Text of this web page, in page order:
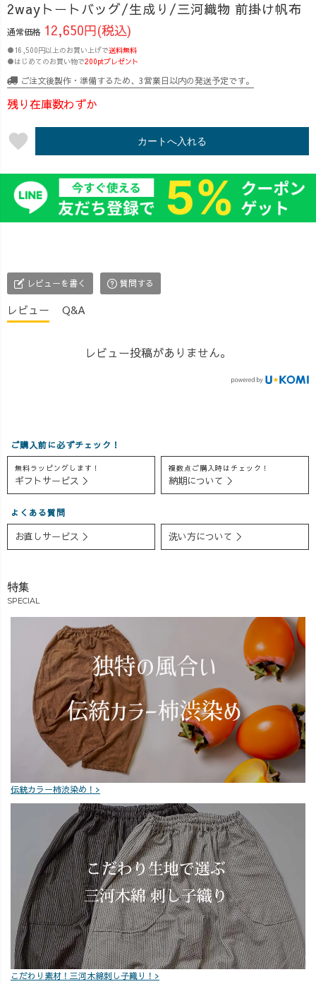
2wayトートバッグ/生成り/三河織物 前掛け帆布
通常価格 12,650円(税込)
●16,500円以上のお買い上げで送料無料
●はじめてのお買い物で200ptプレゼント
ご注文後製作・準備するため、3営業日以内の発送予定です。
残り在庫数わずか
favorite カートへ入れる
レビューを書く 質問する
レビュー Q&A
レビュー投稿がありません。
ご購入前に必ずチェック！
無料ラッピングします！
ギフトサービス ＞
複数点ご購入時はチェック！
納期について ＞
よくある質問
お直しサービス ＞ 洗い方について ＞
特集
SPECIAL
伝統カラー柿渋染め！>
こだわり素材！三河木綿刺し子織り！>